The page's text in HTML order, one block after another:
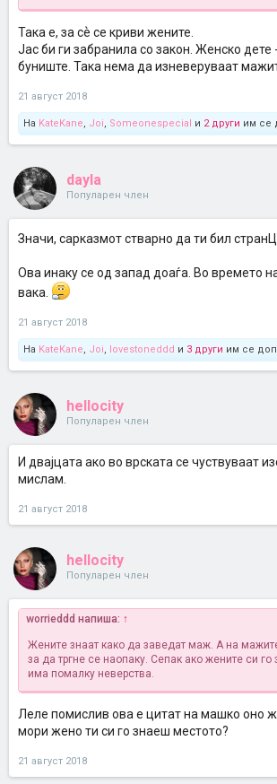
Така е, за сѐ се криви жените.
Јас би ги забранила со закон. Женско дете
буниште. Така нема да изневеруваат
21 август 2018
На KateKane, Joi, Someonespecial и 2 други им се
dayla
Популарен член
Значи, сарказмот стварно да ти бил
Ова инаку се од запад доаѓа. Во времето
вака.
21 август 2018
На KateKane, Joi, lovestoneddd и 3 други им се
hellocity
Популарен член
И двајцата ако во врската се чуствуваат
мислам.
21 август 2018
hellocity
Популарен член
worrieddd напиша: ↑
Жените знаат како да заведат маж. А на
за да тргне се наопаку. Сепак ако жените си го
има помалку неверства.
Леле помислив ова е цитат на машко оно
мори жено ти си го знаеш местото?
21 август 2018